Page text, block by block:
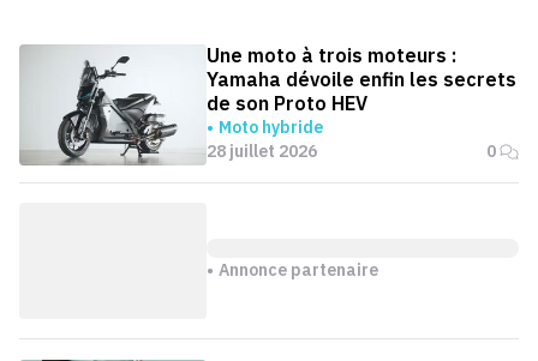
Une moto à trois moteurs :
Yamaha dévoile enfin les secrets
de son Proto HEV
Moto hybride
28 juillet 2026
0
Annonce partenaire